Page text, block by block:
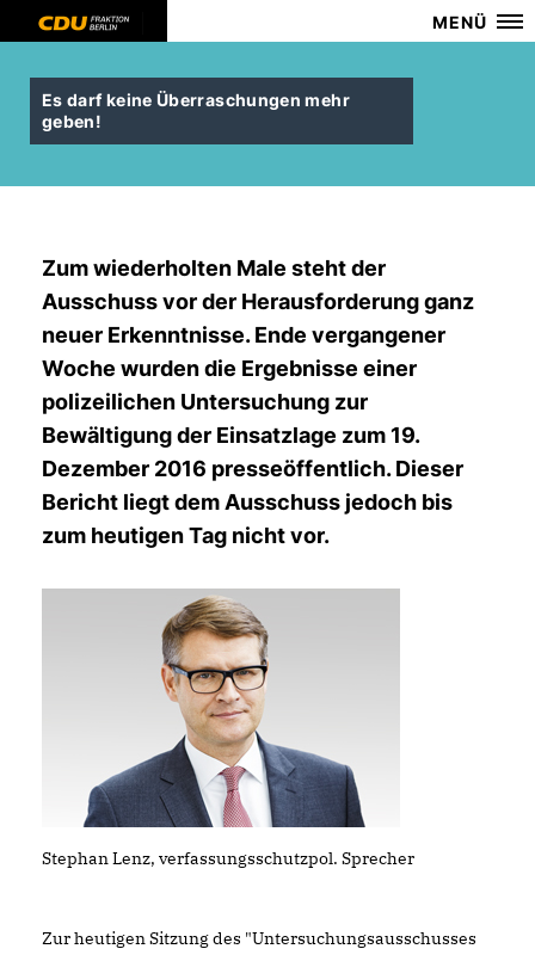
MENÜ
Es darf keine Überraschungen mehr
geben!
Zum wiederholten Male steht der
Ausschuss vor der Herausforderung ganz
neuer Erkenntnisse. Ende vergangener
Woche wurden die Ergebnisse einer
polizeilichen Untersuchung zur
Bewältigung der Einsatzlage zum 19.
Dezember 2016 presseöffentlich. Dieser
Bericht liegt dem Ausschuss jedoch bis
zum heutigen Tag nicht vor.
Stephan Lenz, verfassungsschutzpol. Sprecher
Zur heutigen Sitzung des "Untersuchungsausschusses